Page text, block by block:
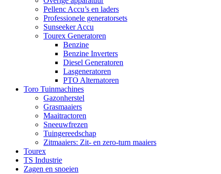
Pellenc Accu’s en laders
Professionele generatorsets
Sunseeker Accu
Tourex Generatoren
Benzine
Benzine Inverters
Diesel Generatoren
Lasgeneratoren
PTO Alternatoren
Toro Tuinmachines
Gazonherstel
Grasmaaiers
Maaitractoren
Sneeuwfrezen
Tuingereedschap
Zitmaaiers: Zit- en zero-turn maaiers
Tourex
TS Industrie
Zagen en snoeien